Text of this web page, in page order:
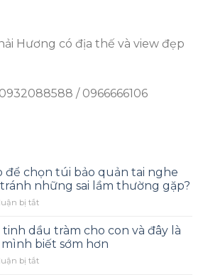
Hương có địa thế và view đẹp
/ 0966666106
để chọn túi bảo quản tai nghe
những sai lầm thường gặp?
bị tắtở
thế
nào
để
chọn
dầu tràm cho con và đây là
biết sớm hơn
bị tắtở